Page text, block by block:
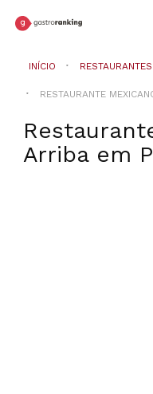
INÍCIO RESTAURANTES
RESTAURANTE
Arribaem